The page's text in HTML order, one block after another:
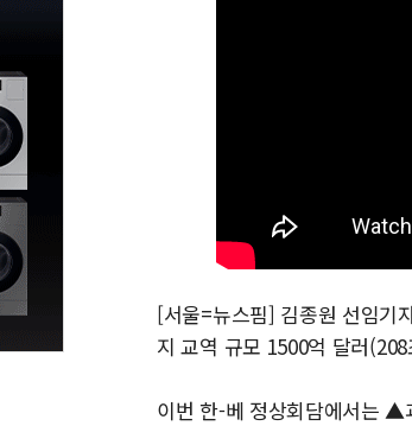
[서울=뉴스핌] 김종원 선임기
지 교역 규모 1500억 달러
이번 한-베 정상회담에서는